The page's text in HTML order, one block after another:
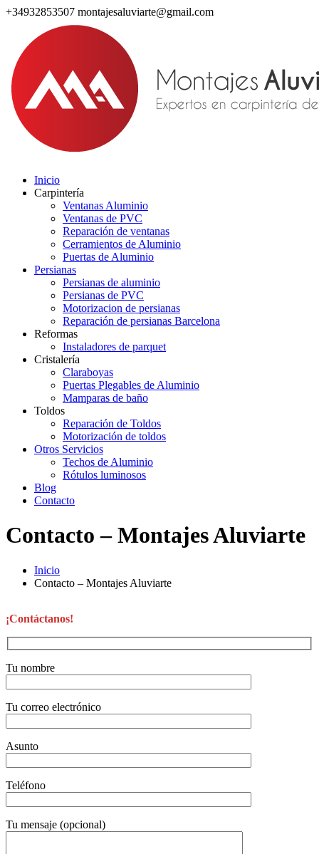
+34932853507 montajesaluviarte@gmail.com
Inicio
Carpintería
Ventanas Aluminio
Ventanas de PVC
Reparación de ventanas
Cerramientos de Aluminio
Puertas de Aluminio
Persianas
Persianas de aluminio
Persianas de PVC
Motorizacion de persianas
Reparación de persianas Barcelona
Reformas
Instaladores de parquet
Cristalería
Claraboyas
Puertas Plegables de Aluminio
Mamparas de baño
Toldos
Reparación de Toldos
Motorización de toldos
Otros Servicios
Techos de Aluminio
Rótulos luminosos
Blog
Contacto
Contacto – Montajes Aluviarte
Inicio
Contacto – Montajes Aluviarte
¡Contáctanos!
Tu nombre
Tu correo electrónico
Asunto
Teléfono
Tu mensaje (opcional)